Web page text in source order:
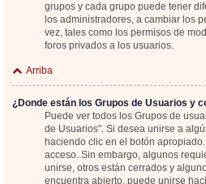
grupos y cada grupo puede tener
los administradores, a cambiar los
vez, tales como los permisos de
foros privados a los usuarios.
Arriba
¿Donde están los Grupos de Usuarios y
Puede ver todos los Grupos de
de Usuarios". Si desea unirse a
haciendo clic en el botón
acceso. Sin embargo, algunos
unirse, otros están cerrados y
encuentra abierto, puede unirse